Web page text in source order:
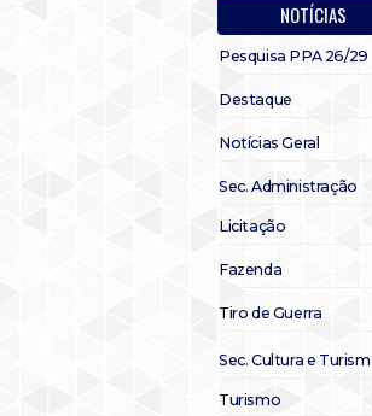
NOTÍCIAS
Pesquisa PPA 26/29
Destaque
Notícias Geral
Sec. Administração
Licitação
Fazenda
Tiro de Guerra
Sec. Cultura e
Turismo